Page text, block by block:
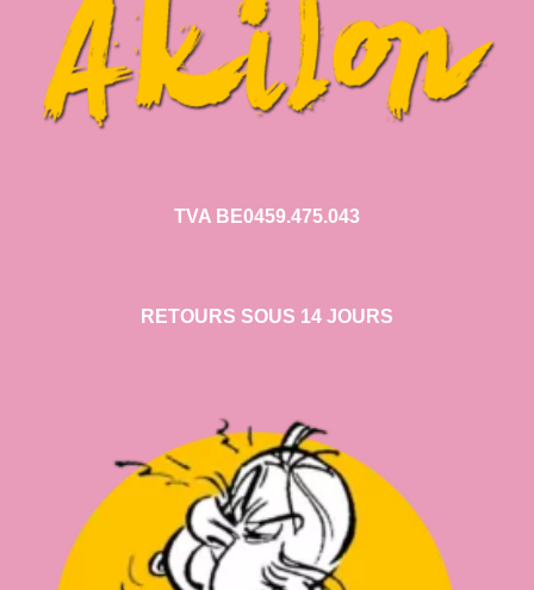
TVA BE0459.475.043
RETOURS SOUS 14 JOURS